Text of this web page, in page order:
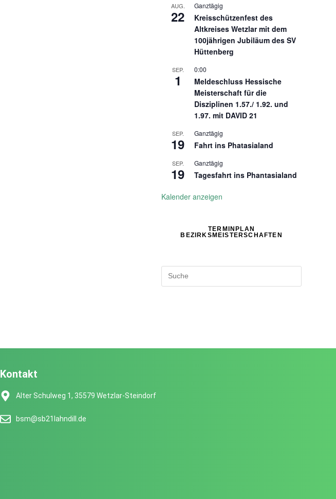
AUG.
22
Ganztägig
Kreisschützenfest des
Altkreises Wetzlar mit dem
100jährigen Jubiläum des SV
Hüttenberg
SEP.
1
0:00
Meldeschluss Hessische
Meisterschaft für die
Disziplinen 1.57./ 1.92. und
1.97. mit DAVID 21
SEP.
19
Ganztägig
Fahrt ins Phatasialand
SEP.
19
Ganztägig
Tagesfahrt ins Phantasialand
Kalender anzeigen
TERMINPLAN
BEZIRKSMEISTERSCHAFTEN
Kontakt
Alter Schulweg 1, 35579 Wetzlar-Steindorf
bsm@sb21lahndill.de